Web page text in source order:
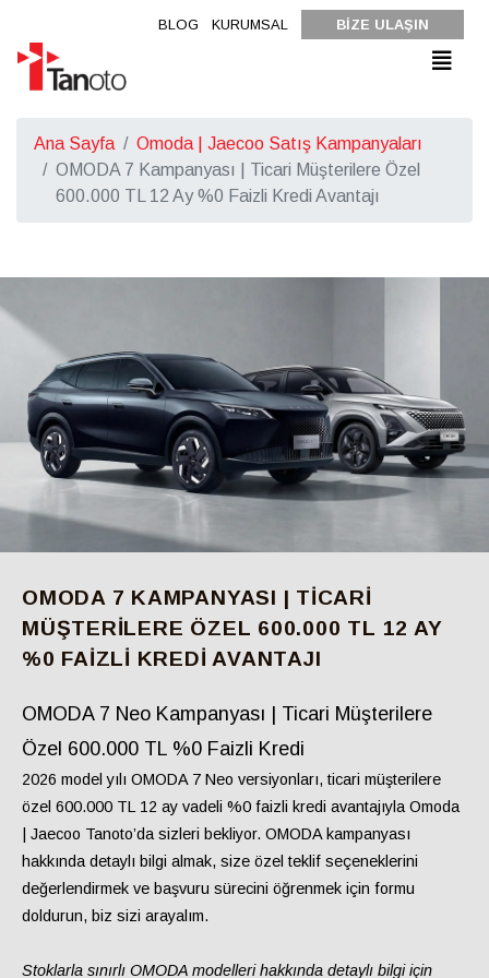
BLOG KURUMSAL BİZE ULAŞIN
Ana Sayfa
Omoda | Jaecoo Satış Kampanyaları
OMODA 7 Kampanyası | Ticari Müşterilere Özel
600.000 TL 12 Ay %0 Faizli Kredi Avantajı
OMODA 7 KAMPANYASI | TICARI
MÜŞTERILERE ÖZEL 600.000 TL 12 AY
%0 FAIZLI KREDI AVANTAJI
OMODA 7 Neo Kampanyası | Ticari Müşterilere
Özel 600.000 TL %0 Faizli Kredi
2026 model yılı OMODA 7 Neo versiyonları, ticari müşterilere
özel 600.000 TL 12 ay vadeli %0 faizli kredi avantajıyla Omoda
| Jaecoo Tanoto’da sizleri bekliyor. OMODA kampanyası
hakkında detaylı bilgi almak, size özel teklif seçeneklerini
değerlendirmek ve başvuru sürecini öğrenmek için formu
doldurun, biz sizi arayalım.
Stoklarla sınırlı OMODA modellerihakkında detaylı bilgi için